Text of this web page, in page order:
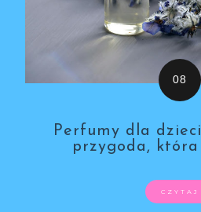
Perfumy dla
przygoda, która
CZYTAJ